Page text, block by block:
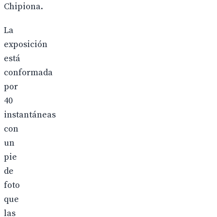
Chipiona.
La
exposición
está
conformada
por
40
instantáneas
con
un
pie
de
foto
que
las